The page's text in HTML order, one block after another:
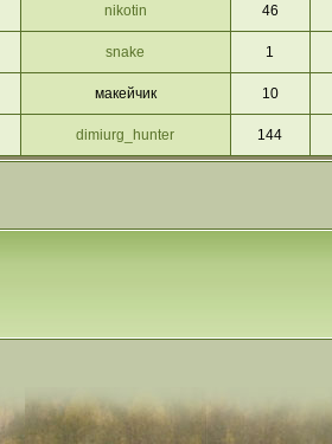
nikotin 46
snake 1
макейчик 10
dimiurg_hunter 144